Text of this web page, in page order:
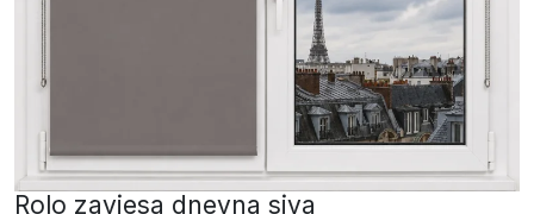
Rolo zavjesa dnevna siva